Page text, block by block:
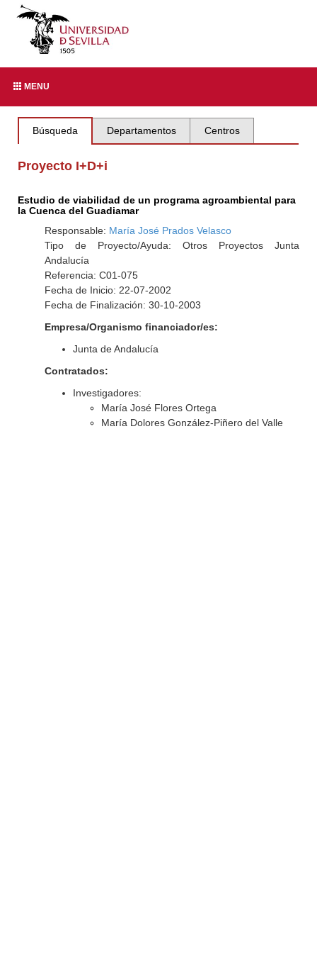
MENU
Búsqueda Departamentos Centros
Proyecto I+D+i
Estudio de viabilidad de un programa agroambiental para
la Cuenca del Guadiamar
Responsable: María José Prados Velasco
Tipo de Proyecto/Ayuda: Otros Proyectos Junta
Andalucía
Referencia: C01-075
Fecha de Inicio: 22-07-2002
Fecha de Finalización: 30-10-2003
Empresa/Organismo financiador/es:
Junta de Andalucía
Contratados:
Investigadores:
María José Flores Ortega
María Dolores González-Piñero del Valle